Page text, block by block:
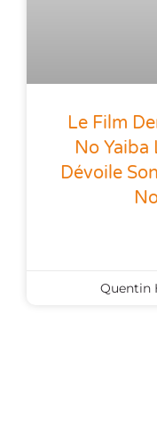
Le Film
No Yaiba
Dévoile
Quentin